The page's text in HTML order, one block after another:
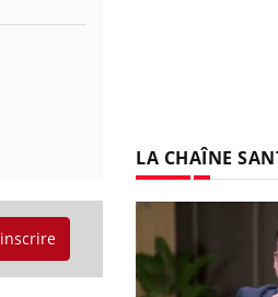
LA CHAÎNE